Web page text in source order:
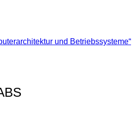
und Betriebssysteme“